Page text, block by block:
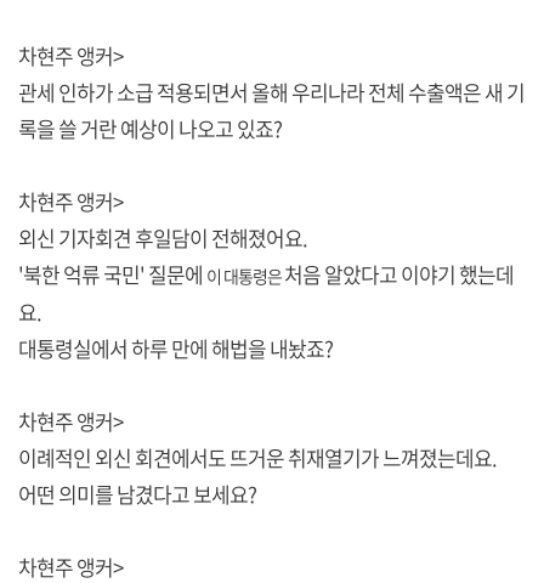
차현주 앵커>
관세 인하가 소급 적용되면서 올해 우리나라 전체 수출액은 새 기
록을 쓸 거란 예상이 나오고 있죠?
차현주 앵커>
외신 기자회견 후일담이 전해졌어요.
'북한 억류 국민' 질문에 이 대통령은처음 알았다고 이야기 했는데
요.
대통령실에서 하루 만에 해법을 내놨죠?
차현주 앵커>
이례적인 외신 회견에서도 뜨거운 취재열기가 느껴졌는데요.
어떤 의미를 남겼다고 보세요?
차현주 앵커>